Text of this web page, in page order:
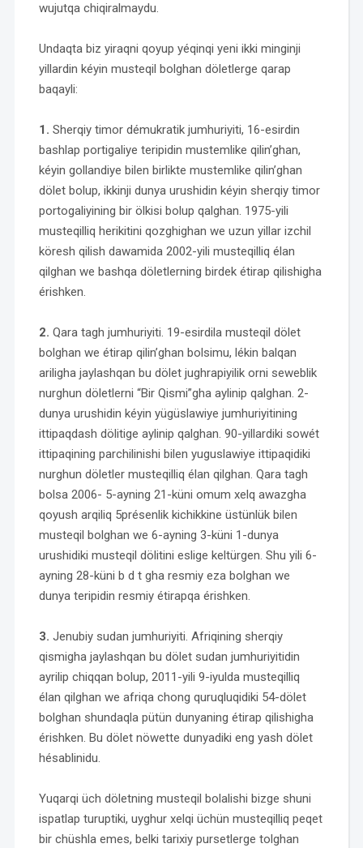
wujutqa chiqiralmaydu.
Undaqta biz yiraqni qoyup yéqinqi yeni ikki minginji
yillardin kéyin musteqil bolghan döletlerge qarap
baqayli:
1. Sherqiy timor démukratik jumhuriyiti, 16-esirdin
bashlap portigaliye teripidin mustemlike qilin’ghan,
kéyin gollandiye bilen birlikte mustemlike qilin’ghan
dölet bolup, ikkinji dunya urushidin kéyin sherqiy timor
portogaliyining bir ölkisi bolup qalghan. 1975-yili
musteqilliq herikitini qozghighan we uzun yillar izchil
köresh qilish dawamida 2002-yili musteqilliq élan
qilghan we bashqa döletlerning birdek étirap qilishigha
érishken.
2. Qara tagh jumhuriyiti. 19-esirdila musteqil dölet
bolghan we étirap qilin’ghan bolsimu, lékin balqan
ariligha jaylashqan bu dölet jughrapiyilik orni seweblik
nurghun döletlerni “Bir Qismi”gha aylinip qalghan. 2-
dunya urushidin kéyin yügüslawiye jumhuriyitining
ittipaqdash dölitige aylinip qalghan. 90-yillardiki sowét
ittipaqining parchilinishi bilen yuguslawiye ittipaqidiki
nurghun döletler musteqilliq élan qilghan. Qara tagh
bolsa 2006- 5-ayning 21-küni omum xelq awazgha
qoyush arqiliq 5présenlik kichikkine üstünlük bilen
musteqil bolghan we 6-ayning 3-küni 1-dunya
urushidiki musteqil dölitini eslige keltürgen. Shu yili 6-
ayning 28-küni b d t gha resmiy eza bolghan we
dunya teripidin resmiy étirapqa érishken.
3. Jenubiy sudan jumhuriyiti. Afriqining sherqiy
qismigha jaylashqan bu dölet sudan jumhuriyitidin
ayrilip chiqqan bolup, 2011-yili 9-iyulda musteqilliq
élan qilghan we afriqa chong quruqluqidiki 54-dölet
bolghan shundaqla pütün dunyaning étirap qilishigha
érishken. Bu dölet nöwette dunyadiki eng yash dölet
hésablinidu.
Yuqarqi üch döletning musteqil bolalishi bizge shuni
ispatlap turuptiki, uyghur xelqi üchün musteqilliq peqet
bir chüshla emes, belki tarixiy pursetlerge tolghan